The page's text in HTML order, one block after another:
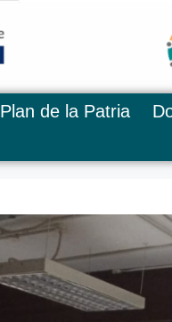
Plan de la Patria